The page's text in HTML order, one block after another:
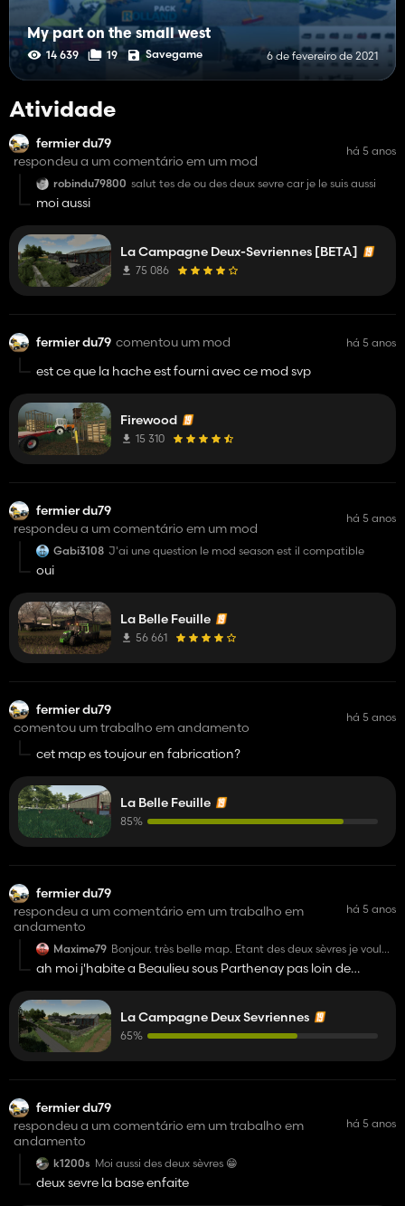
My part on the small west
14 639 19 Savegame 6 de fevereiro de 2021
Atividade
fermier du79
respondeu a um comentário em um mod
há 5 anos
robindu79800 salut tes de ou des deux sevre car je le suis aussi
moi aussi
La Campagne Deux-Sevriennes [BETA]
75 086
fermier du79 comentou um mod há 5 anos
est ce que la hache est fourni avec ce mod svp
Firewood
15 310
fermier du79
respondeu a um comentário em um mod
há 5 anos
Gabi3108 J'ai une question le mod season est il compatible
oui
La Belle Feuille
56 661
fermier du79
comentou um trabalho em andamento
há 5 anos
cet map es toujour en fabrication?
La Belle Feuille
85%
fermier du79
respondeu a um comentário em um trabalho em
andamento
há 5 anos
Maxime79 Bonjour. très belle map. Etant des deux sèvres je voulais
savoir quelle parti de la région tu représentait.
bonne journée.
ah moi j'habite a Beaulieu sous Parthenay pas loin de
La Campagne Deux Sevriennes
65%
fermier du79
respondeu a um comentário em um trabalho em
andamento
há 5 anos
k1200s Moi aussi des deux sèvres 😁
deux sevre la base enfaite